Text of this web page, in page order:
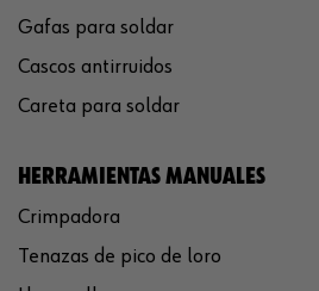
Gafas para soldar
Cascos antirruidos
Careta para soldar
HERRAMIENTAS MANUALES
Crimpadora
Tenazas de pico de loro